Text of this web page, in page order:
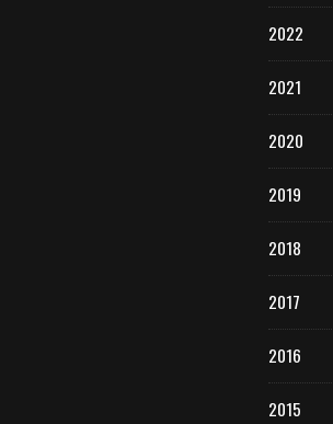
2022
2021
2020
2019
2018
2017
2016
2015